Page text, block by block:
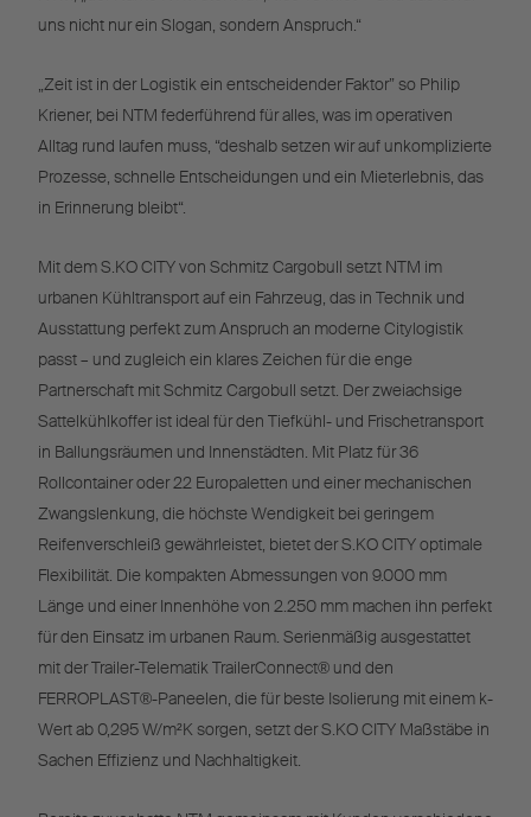
uns nicht nur ein Slogan, sondern Anspruch.“
„Zeit ist in der Logistik ein entscheidender Faktor” so Philip
Kriener, bei NTM federführend für alles, was im operativen
Alltag rund laufen muss, “deshalb setzen wir auf unkomplizierte
Prozesse, schnelle Entscheidungen und ein Mieterlebnis, das
in Erinnerung bleibt“.
Mit dem S.KO CITY von Schmitz Cargobull setzt NTM im
urbanen Kühltransport auf ein Fahrzeug, das in Technik und
Ausstattung perfekt zum Anspruch an moderne Citylogistik
passt – und zugleich ein klares Zeichen für die enge
Partnerschaft mit Schmitz Cargobull setzt. Der zweiachsige
Sattelkühlkoffer ist ideal für den Tiefkühl- und Frischetransport
in Ballungsräumen und Innenstädten. Mit Platz für 36
Rollcontainer oder 22 Europaletten und einer mechanischen
Zwangslenkung, die höchste Wendigkeit bei geringem
Reifenverschleiß gewährleistet, bietet der S.KO CITY optimale
Flexibilität. Die kompakten Abmessungen von 9.000 mm
Länge und einer Innenhöhe von 2.250 mm machen ihn perfekt
für den Einsatz im urbanen Raum. Serienmäßig ausgestattet
mit der Trailer-Telematik TrailerConnect® und den
FERROPLAST®-Paneelen, die für beste Isolierung mit einem k-
Wert ab 0,295 W/m²K sorgen, setzt der S.KO CITY Maßstäbe in
Sachen Effizienz und Nachhaltigkeit.